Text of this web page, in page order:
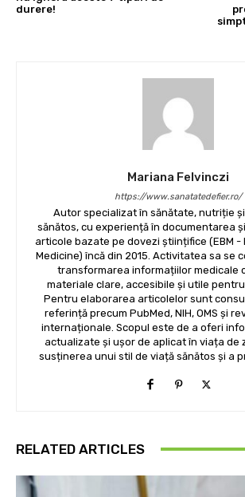
durere!
Mariana Felvinczi
https://www.sanatatedefier.ro/
Autor specializat în sănătate, nutriție
sănătos, cu experiență în documentarea
articole bazate pe dovezi științifice (EBM -
Medicine) încă din 2015. Activitatea sa se
transformarea informațiilor medicale
materiale clare, accesibile și utile pentru
Pentru elaborarea articolelor sunt
referință precum PubMed, NIH, OMS și
internaționale. Scopul este de a oferi
actualizate și ușor de aplicat în viața de
susținerea unui stil de viață sănătos și a
RELATED ARTICLES